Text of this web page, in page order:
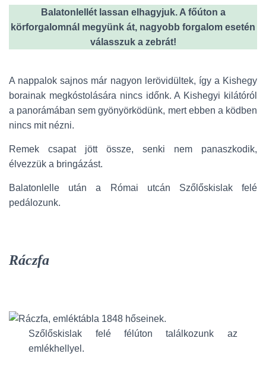
Balatonlellét lassan elhagyjuk. A főúton a
körforgalomnál megyünk át, nagyobb forgalom esetén
válasszuk a zebrát!
A nappalok sajnos már nagyon lerövidültek, így a Kishegy
borainak megkóstolására nincs időnk. A Kishegyi kilátóról
a panorámában sem gyönyörködünk, mert ebben a ködben
nincs mit nézni.
Remek csapat jött össze, senki nem panaszkodik,
élvezzük a bringázást.
Balatonlelle után a Római utcán Szőlőskislak felé
pedálozunk.
Ráczfa
Szőlőskislak felé félúton találkozunk az
emlékhellyel.